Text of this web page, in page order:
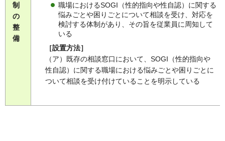
制
の
整
備
職場におけるSOGI（性的指向や性自認）に関する
悩みごとや困りごとについて相談を受け、対応を
検討する体制があり、その旨を従業員に周知して
いる
［設置方法］
（ア）既存の相談窓口において、SOGI（性的指向や
性自認）に関する職場における悩みごとや困りごとに
ついて相談を受け付けていることを明示している